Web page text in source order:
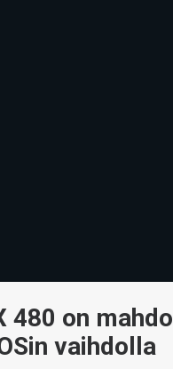
480 on
vaihdolla